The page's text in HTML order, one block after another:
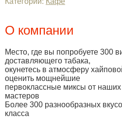
О компании
Место, где вы попробуете 300
доставляющего табака,
окунетесь в атмосферу
оценить мощнейшие
первоклассные миксы от
мастеров
Более 300 разнообразных
класса